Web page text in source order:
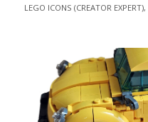
LEGO ICONS (CREATOR EXPERT),